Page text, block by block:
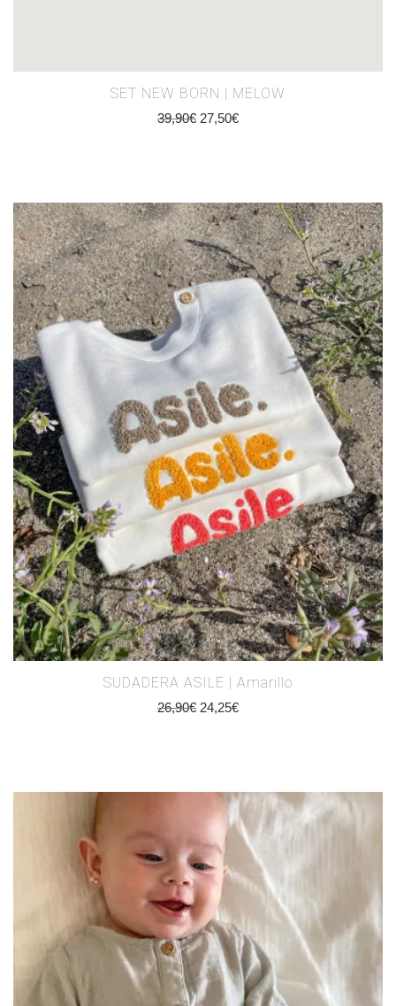
SET NEW BORN | MELOW
39,90€ 27,50€
SUDADERA ASILE | Amarillo
26,90€ 24,25€